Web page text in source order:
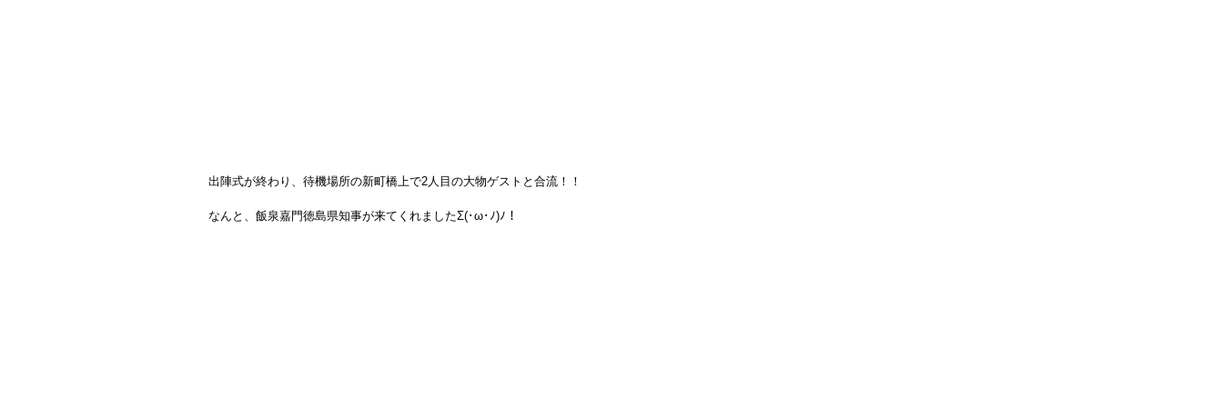
出陣式が終わり、待機場所の新町橋上で2人目の大物ゲストと合流！！
なんと、飯泉嘉門徳島県知事が来てくれましたΣ(･ω･ﾉ)ﾉ！